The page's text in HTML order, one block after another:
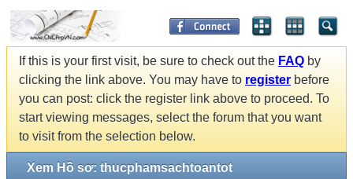
If this is your first visit, be sure to check out the FAQ by
clicking the link above. You may have to register before
you can post: click the register link above to proceed. To
start viewing messages, select the forum that you want
to visit from the selection below.
Xem Hồ sơ: thucphamsachtoantot